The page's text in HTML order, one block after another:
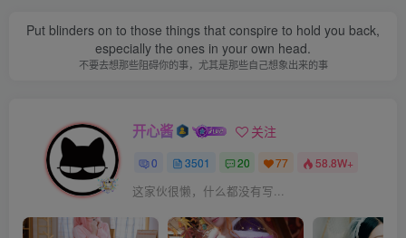
Put blinders on to those things that conspire to hold you back,
especially the ones in your own head.
不要去想那些阻碍你的事，尤其是那些自己想象出来的事
开心酱 关注
0 3501 20 77 58.8W+
这家伙很懒，什么都没有写...